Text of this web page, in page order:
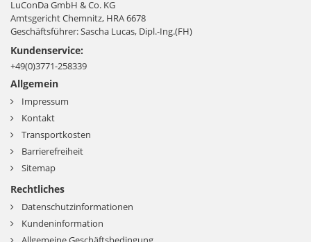
LuConDa GmbH & Co. KG
Amtsgericht Chemnitz, HRA 6678
Geschäftsführer: Sascha Lucas, Dipl.-Ing.(FH)
Kundenservice:
+49(0)3771-258339
Allgemein
Impressum
Kontakt
Transportkosten
Barrierefreiheit
Sitemap
Rechtliches
Datenschutzinformationen
Kundeninformation